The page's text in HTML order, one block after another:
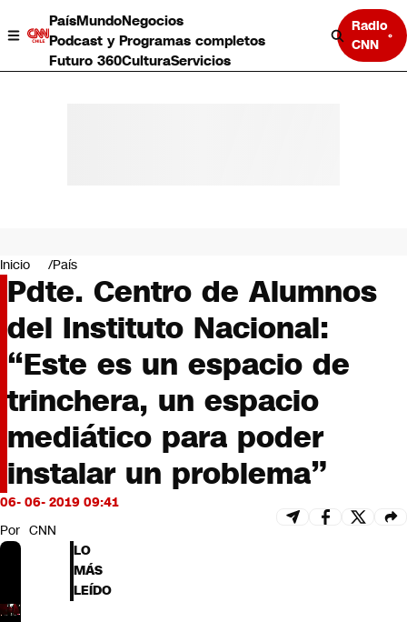
PaísMundoNegocios
Podcast y Programas completos
Futuro 360CulturaServicios
Radio
CNN
Negocios
Deportes
Programas completos
Cultura
Servicios
Bits
CNN tiempo
Futuro 360
Opinión
Inicio País
Pdte. Centro de Alumnos
del Instituto Nacional:
“Este es un espacio de
trinchera, un espacio
mediático para poder
instalar un problema”
06- 06- 2019 09:41
Por CNN
LO
MÁS
LEÍDO